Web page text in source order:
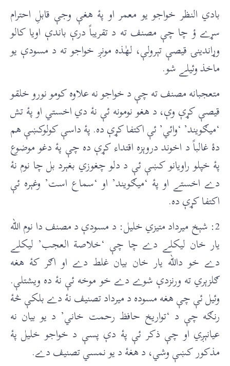
بادي النظر خواجو يو معمر او پۀ هغې وجې قابلِ احترام
سړے ؤ چا چې مصنف ته د تقريباً درې باندې اويا کالو
وړاندينۍ قيصې تېرولې، لهٰذه مونږ خواجو ته د مسودې يو
ماخذ وئيلے شو.
متعجبانه مصنف ته چې د خواجو نه علاوه کومو نورو خلقو
قيصې کړې وې، د هغو نومونه ئې نۀ دي اخستي او پۀ تش
‘ميګويند’ ‘وائي’ ئې اکتفا کړې ده. پۀ داسې کولوکښې هم
دۀ غالباً د اخوند دروېزه اقتداء کړې ده چې پۀ دغو موضوع
پۀ خپلو راويانو کښې ئې د دلو چغوزي بغېرد بل چا نوم نۀ
دے اخستے او پۀ ‘ميګويند’ او ‘سماع است’ وغېره ئې
اکتفا کړې ده.
2: شېخ ميرداد متيزي خليل: د مسودې د مصنف دا نوم الله
يار خان ليکلے دے چا چې ‘خلاصة العجب’ ليکلے
دے خو دالله يار خان بيان غلط دے او اګر کۀ هغه
ګلزېري ته ورنزدې شوے دے خو موخه ئې نۀ ده ويشتلې.
وئیل ئې چې هغه مسوده د ميرداد تصنيف نۀ دے بلکې څۀ
رنګه چې د ‘تواريخ حافظ رحمت خاني’ د يو بيان نه
عيانېږي او چې ذکر ئې پۀ دې پسې د خواجو خليل پۀ
مذکور کښې وشي، د هغۀ د يو نمسي تصنيف دے.